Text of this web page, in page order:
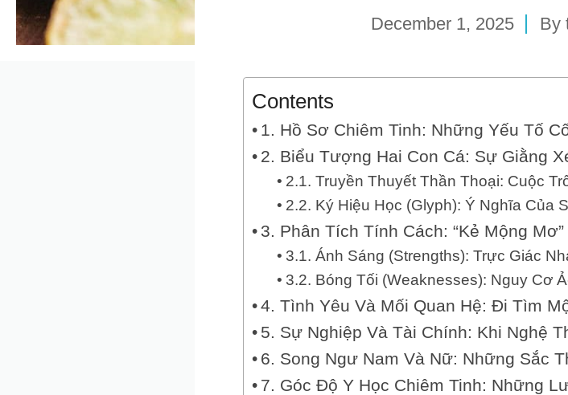
December 1, 2025 By
Contents
1. Hồ Sơ Chiêm Tinh: Những Yếu Tố
2. Biểu Tượng Hai Con Cá: Sự Giằng
2.1. Truyền Thuyết Thần Thoại: Cuộc
2.2. Ký Hiệu Học (Glyph): Ý Nghĩa Của
3. Phân Tích Tính Cách: “Kẻ Mộng
3.1. Ánh Sáng (Strengths): Trực Giác
3.2. Bóng Tối (Weaknesses): Nguy Cơ
4. Tình Yêu Và Mối Quan Hệ: Đi Tìm
5. Sự Nghiệp Và Tài Chính: Khi Nghệ
6. Song Ngư Nam Và Nữ: Những Sắc
7. Góc Độ Y Học Chiêm Tinh: Những